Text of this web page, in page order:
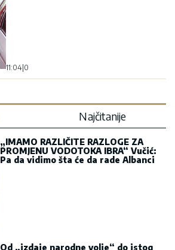
11:04 0
Najčitanije
„IMAMO RAZLIČITE RAZLOGE ZA
PROMJENU VODOTOKA IBRA“ Vučić:
Pa da vidimo šta će da rade Albanci
Od „izdaje narodne volje“ do istog